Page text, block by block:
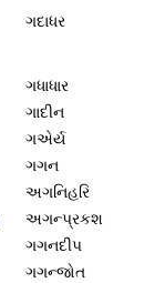
ગદાધર
ગધાધાર
ગાદીન
ગએર્ય
ગગન
અગનિહરિ
અગન્પ્રકશ
ગગનદીપ
ગગન્જોત